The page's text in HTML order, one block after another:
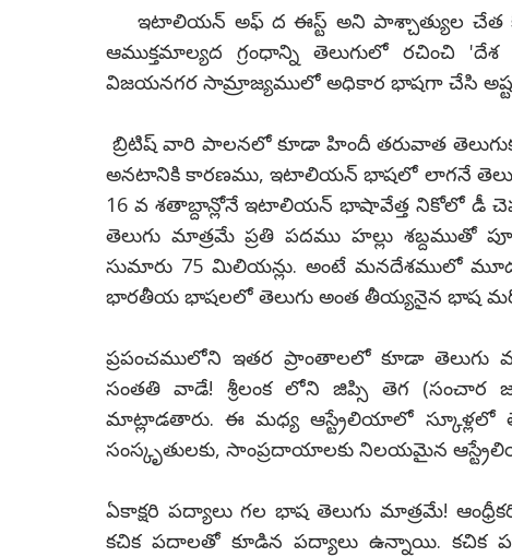
ఇటాలియన్ అఫ్ ద ఈస్ట్ అని పాశ్చాత్యుల చేత
ఆముక్తమాల్యద గ్రంధాన్ని తెలుగులో రచించి
విజయనగర సామ్రాజ్యములో అధికార భాషగా చేసి
బ్రిటిష్ వారి పాలనలో కూడా హిందీ తరువాత
అనటానికి కారణము, ఇటాలియన్ భాషలో లాగనే
16 వ శతాబ్దాన్లోనే ఇటాలియన్ భాషావేత్త నికోలో డీ
తెలుగు మాత్రమే ప్రతి పదము హల్లు శబ్దముతో
సుమారు 75 మిలియన్లు. అంటే మనదేశములో
భారతీయ భాషలలో తెలుగు అంత తీయ్యనైన భాష
ప్రపంచములోని ఇతర ప్రాంతాలలో కూడా తెలుగు
సంతతి వాడే! శ్రీలంక లోని జిప్సి తెగ (సంచార
మాట్లాడతారు. ఈ మధ్య ఆస్ట్రేలియాలో స్కూళ్లలో
సంస్కృతులకు, సాంప్రదాయాలకు నిలయమైన
ఏకాక్షరి పద్యాలు గల భాష తెలుగు మాత్రమే!
కచిక పదాలతో కూడిన పద్యాలు ఉన్నాయి. కచిక